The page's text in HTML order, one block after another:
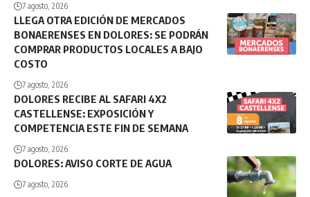
7 agosto, 2026
LLEGA OTRA EDICIÓN DE MERCADOS
BONAERENSES EN DOLORES: SE PODRÁN
COMPRAR PRODUCTOS LOCALES A BAJO
COSTO
7 agosto, 2026
DOLORES RECIBE AL SAFARI 4X2
CASTELLENSE: EXPOSICIÓN Y
COMPETENCIA ESTE FIN DE SEMANA
7 agosto, 2026
DOLORES: AVISO CORTE DE AGUA
7 agosto, 2026